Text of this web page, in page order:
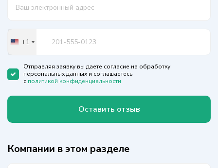
United
+1
Отправляя заявку вы даете согласие на обработку
персональных данных и соглашаетесь
с политикой конфиденциальности
Оставить отзыв
Компании в этом разделе